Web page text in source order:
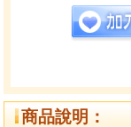
商品說明：